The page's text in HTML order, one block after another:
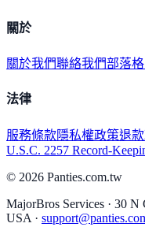
關於
關於我們聯絡我們部落格
法律
服務條款隱私權政策退
U.S.C. 2257 Record-
© 2026 Panties.com.tw
MajorBros Services · 30
USA ·